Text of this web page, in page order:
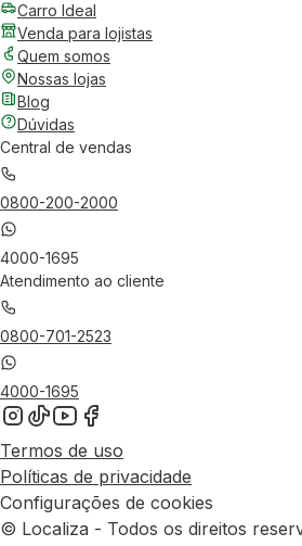
Carro Ideal
Venda para lojistas
Quem somos
Nossas lojas
Blog
Dúvidas
Central de vendas
0800-200-2000
4000-1695
Atendimento ao cliente
0800-701-2523
4000-1695
Termos de uso
Políticas de privacidade
Configurações de cookies
© Localiza - Todos os direitos